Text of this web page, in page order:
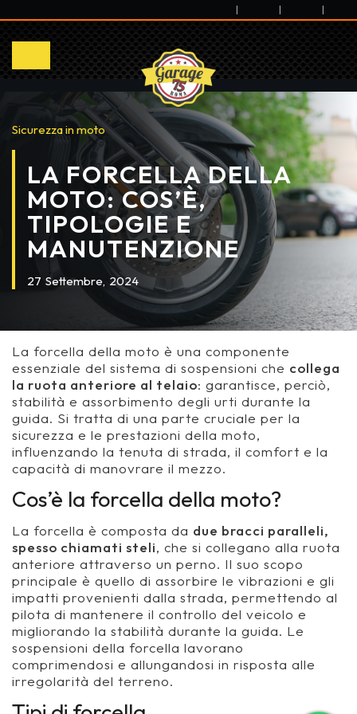
| | |
Sicurezza in moto
LA FORCELLA DELLA
MOTO: COS’È,
TIPOLOGIE E
MANUTENZIONE
27 Settembre, 2024
La forcella della moto è una componente
essenziale del sistema di sospensioni che collega
la ruota anteriore al telaio: garantisce, perciò,
stabilità e assorbimento degli urti durante la
guida. Si tratta di una parte cruciale per la
sicurezza e le prestazioni della moto,
influenzando la tenuta di strada, il comfort e la
capacità di manovrare il mezzo.
Cos’è la forcella della moto?
La forcella è composta da due bracci paralleli,
spesso chiamati steli, che si collegano alla ruota
anteriore attraverso un perno. Il suo scopo
principale è quello di assorbire le vibrazioni e gli
impatti provenienti dalla strada, permettendo al
pilota di mantenere il controllo del veicolo e
migliorando la stabilità durante la guida. Le
sospensioni della forcella lavorano
comprimendosi e allungandosi in risposta alle
irregolarità del terreno.